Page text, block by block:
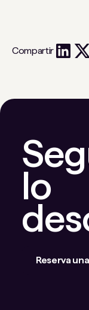
Compartir
lo
Reserva